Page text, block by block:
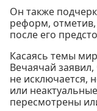
Он также
реформ,
после его
Касаясь темы
Вечаячай
не исключается,
или
пересмотрены